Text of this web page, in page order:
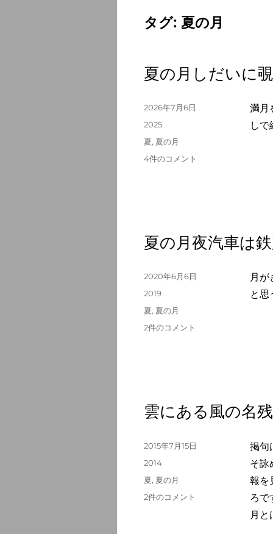
タグ: 夏の月
夏の月しだいに
満月
しで
投
2026年7月6日
カ
テ
リ
2025
タ
夏, 夏の月
夏
に
覗
部
の
窓
へ
4件のコメント
夏の月夜汽車は
月が
と思
投
稿
2020年6月6日
カ
テ
リ
2019
タ
グ
夏, 夏の月
夏
は
鉄
響
せ
て
へ
2件のコメント
雲にある風の名
掲句
そ詠
報を
ろで
月と
投
2015年7月15日
カ
テ
ゴ
リ
2014
タ
グ
夏, 夏の月
雲
2件のコメント